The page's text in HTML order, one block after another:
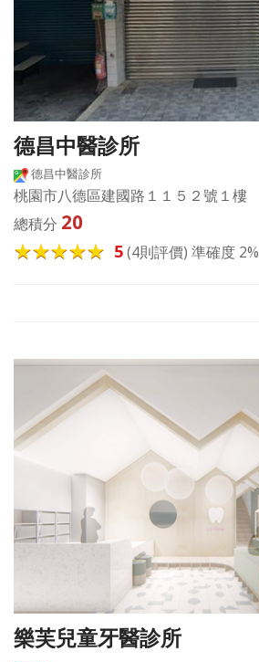
德昌中醫診所
德昌中醫診所
桃園市八德區建國路１１５２號１樓
總積分 20
5(4則評價) 準確度 2%
樂芙兒童牙醫診所